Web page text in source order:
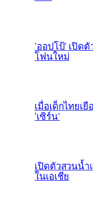
‘ออปโป้’ เปิด
โฟนใหม่
เมื่อเด็กไทยเยื
‘เซิร์น’
เปิดตัวสวนน้ำ
ในเอเชีย